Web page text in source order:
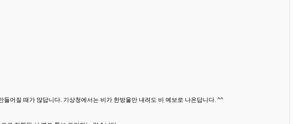
들어질 때가 많답니다. 기상청에서는 비가 한방울만 내려도 비 예보로 나온답니다. ^^